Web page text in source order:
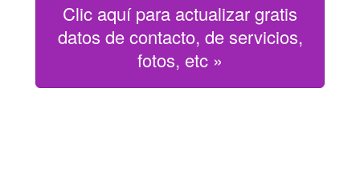
Clic aquí para actualizar gratis
datos de contacto, de servicios,
fotos, etc »